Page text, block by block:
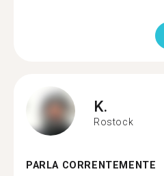
K.
Rostock
PARLA CORRENTEMENTE